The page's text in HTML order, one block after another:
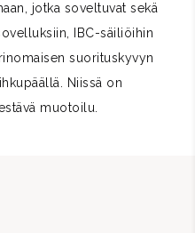
jotka soveltuvat sekä
IBC-säiliöihin
suorituskyvyn
Niissä on
muotoilu.